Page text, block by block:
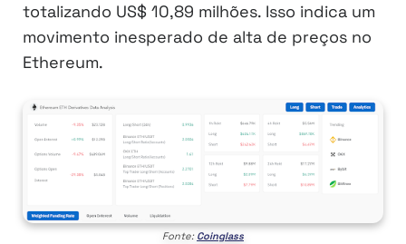
totalizando US$ 10,89 milhões. Isso indica um
movimento inesperado de alta de preços no
Ethereum.
Fonte: Coinglass